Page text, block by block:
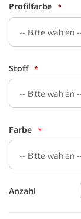
Profilfarbe
Stoff
Farbe
Anzahl